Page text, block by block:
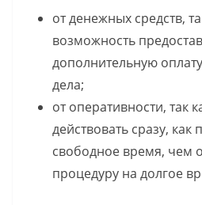
от денежных средств,
возможность
дополнительную
дела;
от оперативности, так
действовать сразу, как
свободное время, чем
процедуру на долгое